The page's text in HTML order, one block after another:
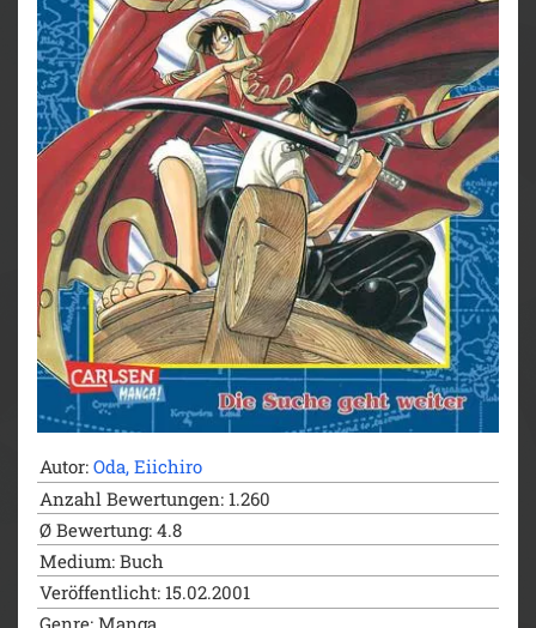
- DVD/BD bei Kazé
- Live-Action-Netflixserie
- diverse Videospiele
- ab 10 Jahren
Autor: Oda, Eiichiro
Anzahl Bewertungen: 1.260
Ø Bewertung: 4.8
Medium: Buch
Veröffentlicht: 15.02.2001